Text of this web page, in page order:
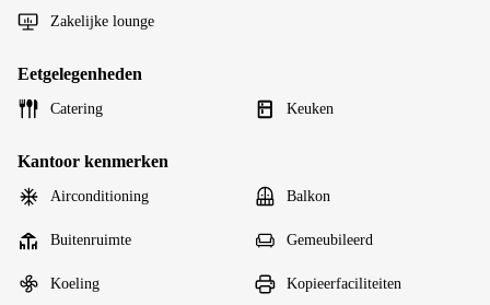
Zakelijke lounge
Eetgelegenheden
Catering Keuken
Kantoor kenmerken
Airconditioning Balkon
Buitenruimte Gemeubileerd
Koeling Kopieerfaciliteiten